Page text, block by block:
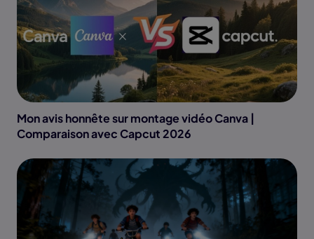
Mon avis honnête sur montage vidéo Canva |
Comparaison avec Capcut 2026